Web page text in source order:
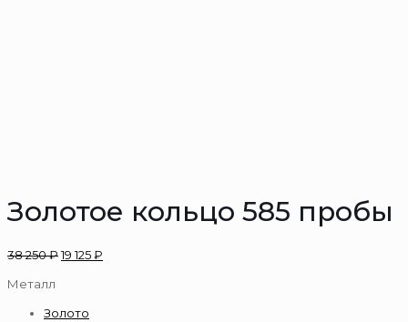
Золотое кольцо 585 пробы
38 250₽19 125₽
Металл
Золото